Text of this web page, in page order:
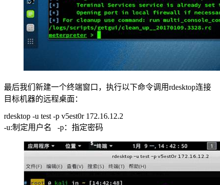
最后我们新建一个终端窗口，执行以下命令调用rdesktop连接
目标机器的远程桌面：
rdesktop -u test -p v5est0r 172.16.12.2
-u:制定用户名 -p：指定密码